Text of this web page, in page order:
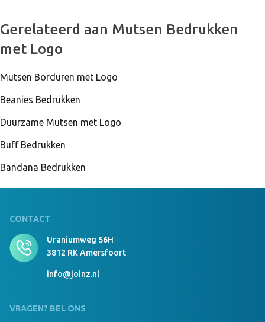
Beanie With Brim Borduring 12x6 cm donkergrijs
Beanie With Brim geen Flessengroen
Beanie With Brim geen navy
Gerelateerd aan Mutsen Bedrukken
met Logo
Mutsen Borduren met Logo
Beanies Bedrukken
Duurzame Mutsen met Logo
Buff Bedrukken
Bandana Bedrukken
CONTACT
Uraniumweg 56H
3812 RK Amersfoort
info@joinz.nl
VRAGEN? BEL ONS